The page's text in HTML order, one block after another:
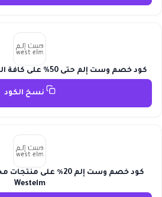
كود خصم وست إلم حتى 50% على كافة المنتجات أونلاين Westelm
نسخ الكود
كود خصم وست إلم 20٪
Westelm